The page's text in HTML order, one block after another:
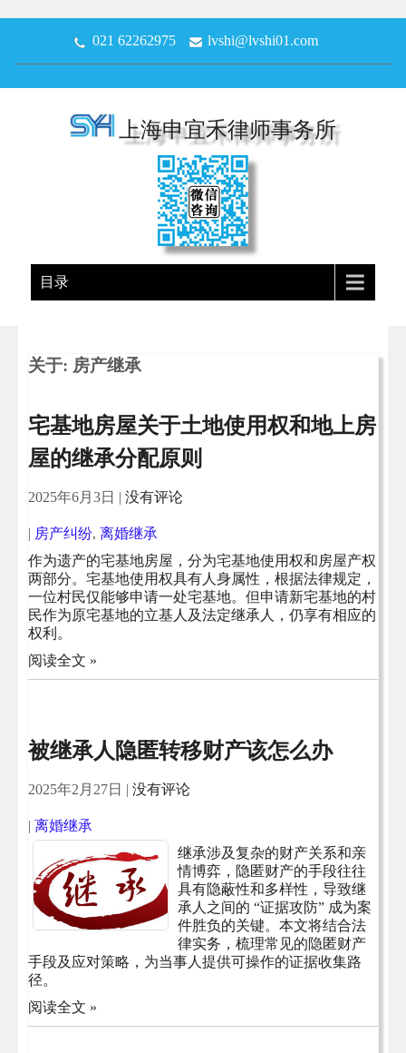
021 62262975 lvshi@lvshi01.com
上海申宜禾律师事务所
目录
关于: 房产继承
宅基地房屋关于土地使用权和地上房
屋的继承分配原则
2025年6月3日 | 没有评论
| 房产纠纷, 离婚继承
作为遗产的宅基地房屋，分为宅基地使用权和房屋产权
两部分。宅基地使用权具有人身属性，根据法律规定，
一位村民仅能够申请一处宅基地。但申请新宅基地的村
民作为原宅基地的立基人及法定继承人，仍享有相应的
权利。
阅读全文 »
被继承人隐匿转移财产该怎么办
2025年2月27日 | 没有评论
| 离婚继承
继承涉及复杂的财产关系和亲
情博弈，隐匿财产的手段往往
具有隐蔽性和多样性，导致继
承人之间的 “证据攻防” 成为案
件胜负的关键。本文将结合法
律实务，梳理常见的隐匿财产
手段及应对策略，为当事人提供可操作的证据收集路
径。
阅读全文 »